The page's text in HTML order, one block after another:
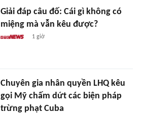
Giải đáp câu đố: Cái gì không có
miệng mà vẫn kêu được?
1 giờ
Chuyên gia nhân quyền LHQ kêu
gọi Mỹ chấm dứt các biện pháp
trừng phạt Cuba